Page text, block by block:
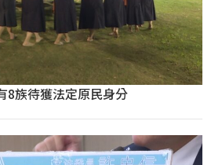
8族待獲法定原民身分